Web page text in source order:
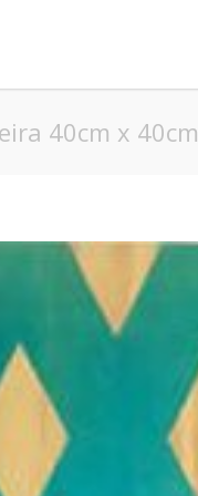
40cm x 40cm